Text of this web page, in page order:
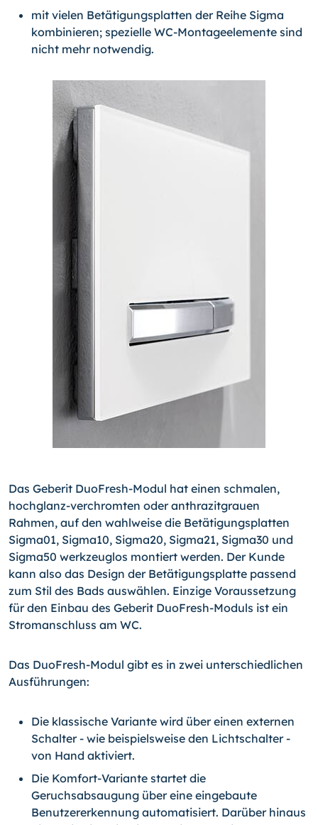
mit vielen Betätigungsplatten der Reihe Sigma
kombinieren; spezielle WC-Montageelemente sind
nicht mehr notwendig.
Das Geberit DuoFresh-Modul hat einen schmalen,
hochglanz-verchromten oder anthrazitgrauen
Rahmen, auf den wahlweise die Betätigungsplatten
Sigma01, Sigma10, Sigma20, Sigma21, Sigma30 und
Sigma50 werkzeuglos montiert werden. Der Kunde
kann also das Design der Betätigungsplatte passend
zum Stil des Bads auswählen. Einzige Voraussetzung
für den Einbau des Geberit DuoFresh-Moduls ist ein
Stromanschluss am WC.
Das DuoFresh-Modul gibt es in zwei unterschiedlichen
Ausführungen:
Die klassische Variante wird über einen externen
Schal­ter - wie beispielsweise den Lichtschalter -
von Hand aktiviert.
Die Komfort-Variante startet die
Geruchsabsaugung über eine eingebaute
Benutzererkennung automatisiert. Darüber hinaus